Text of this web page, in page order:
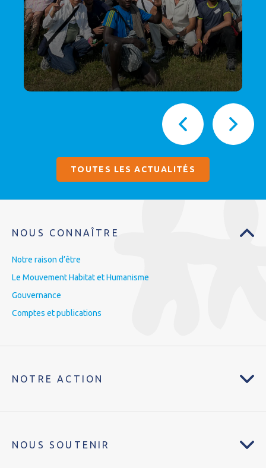
TOUTES LES ACTUALITÉS
NOUS CONNAÎTRE
Notre raison d’être
Le Mouvement Habitat et Humanisme
Gouvernance
Comptes et publications
NOTRE ACTION
NOUS SOUTENIR